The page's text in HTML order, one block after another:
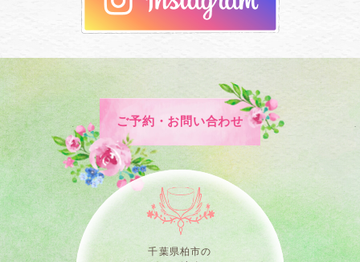
ご予約・お問い合わせ
千葉県柏市の